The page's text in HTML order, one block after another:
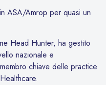
ASA/Amrop per quasi un
Head Hunter, ha gestito
nazionale e
chiave delle practice